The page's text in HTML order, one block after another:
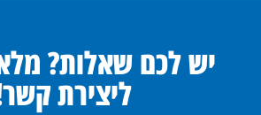
יש לכם שאלות?
ליצירת